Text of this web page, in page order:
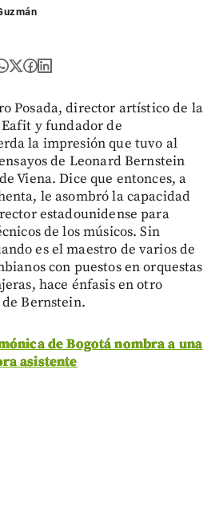
Posada, director artístico de la
y fundador de
la impresión que tuvo al
de Leonard Bernstein
Viena. Dice que entonces, a
le asombró la capacidad
estadounidense para
de los músicos. Sin
es el maestro de varios de
con puestos en orquestas
hace énfasis en otro
Bernstein.
de Bogotá nombra a una
asistente